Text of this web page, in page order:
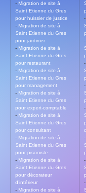
- Migration de site à
Saint Etienne du Gres
pour huissier de justice
- Migration de site à
Saint Etienne du Gres
pour jardinier
- Migration de site à
Saint Etienne du Gres
pour restaurant
- Migration de site à
Saint Etienne du Gres
pour management
- Migration de site à
Saint Etienne du Gres
pour expert-comptable
- Migration de site à
Saint Etienne du Gres
pour consultant
- Migration de site à
Saint Etienne du Gres
pour pisciniste
- Migration de site à
Saint Etienne du Gres
pour décorateur
d’intérieur
- Migration de site à
-
-
-
-
-
-
-
-